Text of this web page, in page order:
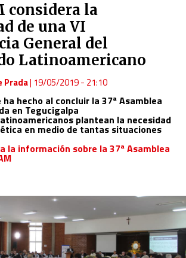
considera la
de una VI
General del
Latinoamericano
Prada| 19/05/2019 - 21:10
ha hecho al concluir la 37ª Asamblea
en Tegucigalpa
plantean la necesidad
en medio de tantas situaciones
la información sobre la 37ªAsamblea